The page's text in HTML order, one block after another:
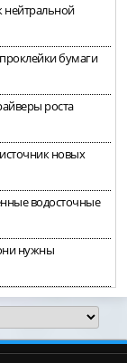
нейтральной
бумаги
роста
новых
водосточные
нужны